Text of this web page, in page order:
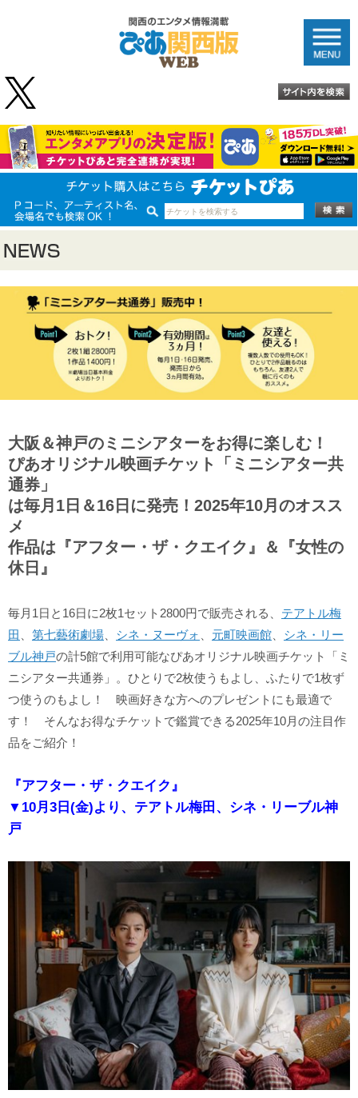
大阪＆神戸のミニシアターをお得に楽しむ！
ぴあオリジナル映画チケット「ミニシアター共
通券」
は毎月1日＆16日に発売！2025年10月のオスス
メ
作品は『アフター・ザ・クエイク』＆『女性の
休日』
毎月1日と16日に2枚1セット2800円で販売される、 テアトル梅
田
第七藝術劇場 シネ・ヌーヴォ 元町映画館
シネ・リー
ブル神戸の計5館で利用可能なぴあオリジナル映画チケット「ミ
ニシアター共通券」。ひとりで2枚使うもよし、ふたりで1枚ず
つ使うのもよし！ 映画好きな方へのプレゼントにも最適で
す！ そんなお得なチケットで鑑賞できる2025年10月の注目作
品をご紹介！
『アフター・ザ・クエイク』
▼10月3日(金)より、テアトル梅田、シネ・リーブル神
戸